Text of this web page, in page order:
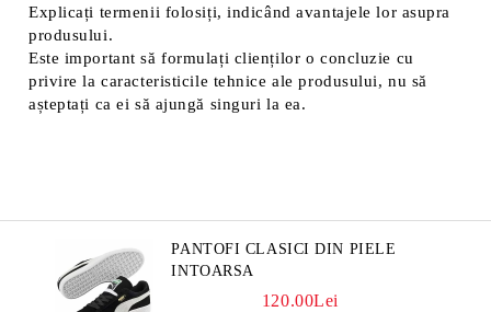
Explicați termenii folosiți, indicând avantajele lor asupra
produsului.
Este important să formulați clienților o concluzie cu
privire la caracteristicile tehnice ale produsului, nu să
așteptați ca ei să ajungă singuri la ea.
PANTOFI CLASICI DIN PIELE
INTOARSA
120.00Lei